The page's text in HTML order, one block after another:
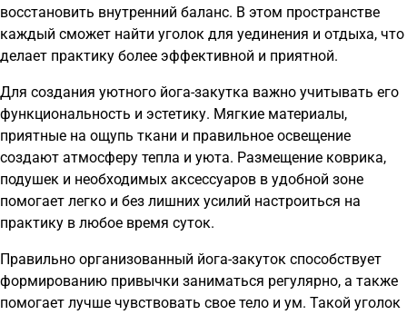
восстановить внутренний баланс. В этом пространстве
каждый сможет найти уголок для уединения и отдыха, что
делает практику более эффективной и приятной.
Для создания уютного йога-закутка важно учитывать его
функциональность и эстетику. Мягкие материалы,
приятные на ощупь ткани и правильное освещение
создают атмосферу тепла и уюта. Размещение коврика,
подушек и необходимых аксессуаров в удобной зоне
помогает легко и без лишних усилий настроиться на
практику в любое время суток.
Правильно организованный йога-закуток способствует
формированию привычки заниматься регулярно, а также
помогает лучше чувствовать свое тело и ум. Такой уголок